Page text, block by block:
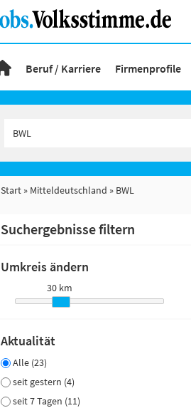
Beruf / Karriere Firmenprofile
Start Mitteldeutschland BWL
Suchergebnisse filtern
Umkreis ändern
30 km
Aktualität
Alle (23)
seit gestern (4)
seit 7 Tagen (11)